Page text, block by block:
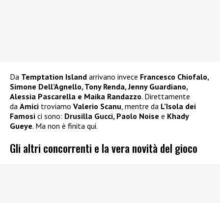
Da Temptation Island arrivano invece Francesco Chiofalo,
Simone Dell’Agnello, Tony Renda, Jenny Guardiano,
Alessia Pascarella e Maika Randazzo. Direttamente
da Amici troviamo Valerio Scanu, mentre da L’Isola dei
Famosi ci sono: Drusilla Gucci, Paolo Noise e Khady
Gueye. Ma non è finita qui.
Gli altri concorrenti e la vera novità del gioco